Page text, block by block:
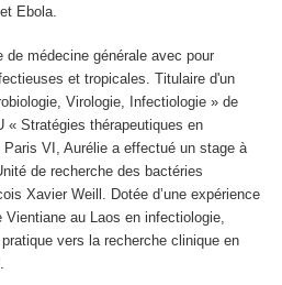
Ebola.
de médecine générale avec pour
et tropicales. Titulaire d'un
Virologie, Infectiologie » de
« Stratégies thérapeutiques en
VI, Aurélie a effectué un stage à
de recherche des bactéries
Xavier Weill. Dotée d’une expérience
au Laos en infectiologie,
vers la recherche clinique en